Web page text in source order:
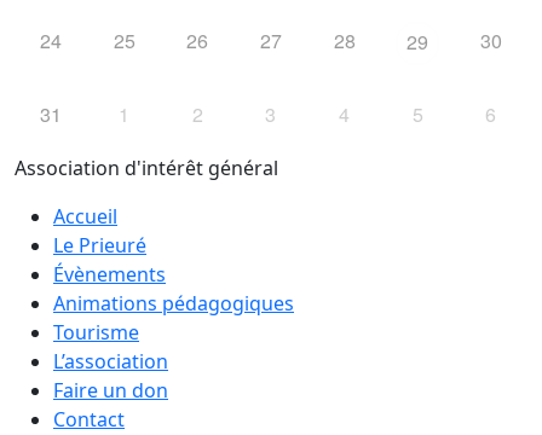
24 25 26 27 28 29 30
31 1 2 3 4 5 6
Association d'intérêt général
Accueil
Le Prieuré
Évènements
Animations pédagogiques
Tourisme
L’association
Faire un don
Contact